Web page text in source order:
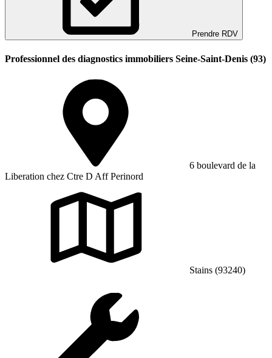
Prendre RDV
Professionnel des diagnostics immobiliers Seine-Saint-Denis (93)
6 boulevard de la
Liberation chez Ctre D Aff Perinord
Stains (93240)